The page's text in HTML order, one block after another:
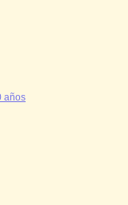
años